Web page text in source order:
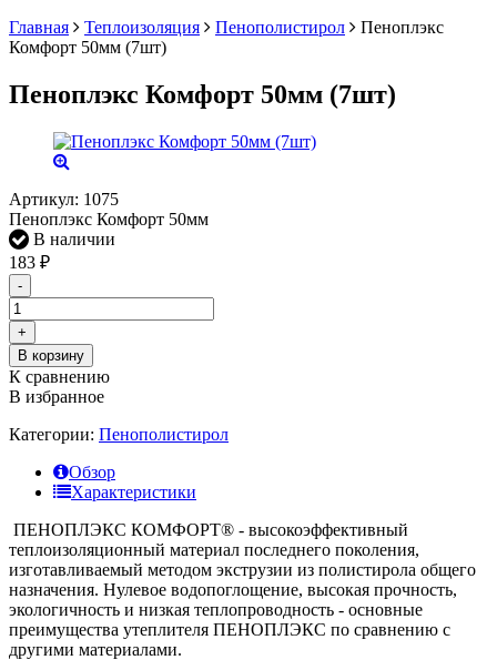
Главная
Теплоизоляция Пенополистирол
Пеноплэкс
Комфорт 50мм (7шт)
Пеноплэкс Комфорт 50мм (7шт)
Артикул: 1075
Пеноплэкс Комфорт 50мм
В наличии
183 ₽
-
+
В корзину
К сравнению
В избранное
Категории: Пенополистирол
Обзор
Характеристики
ПЕНОПЛЭКС КОМФОРТ® - высокоэффективный
теплоизоляционный материал последнего поколения,
изготавливаемый методом экструзии из полистирола общего
назначения. Нулевое водопоглощение, высокая прочность,
экологичность и низкая теплопроводность - основные
преимущества утеплителя ПЕНОПЛЭКС по сравнению с
другими материалами.